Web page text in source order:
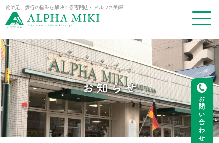
靴や足、歩行の悩みを解決する専門店・アルファ美輝
お問い合わせ
お知らせ